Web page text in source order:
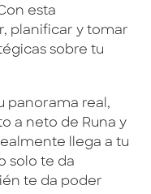
esta
planificar y tomar
sobre tu
panorama real,
a neto de Runa y
llega a tu
solo te da
te da poder